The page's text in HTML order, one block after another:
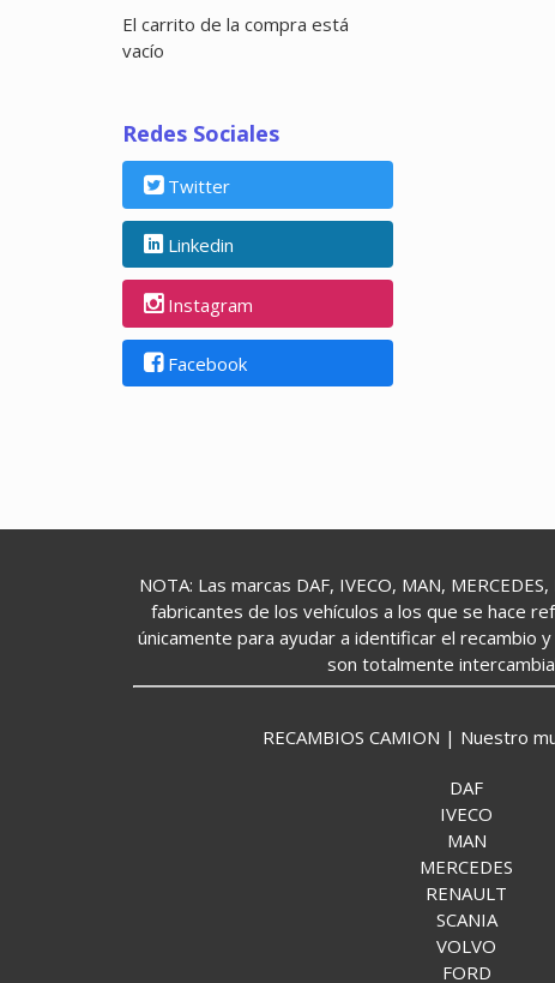
El carrito de la compra está
vacío
Redes Sociales
Twitter
Linkedin
Instagram
Facebook
NOTA: Las marcas DAF, IVECO, MAN,
fabricantes de los vehículos a los que se hace
únicamente para ayudar a identificar el recambio
son totalmente
RECAMBIOS CAMION | Nuestro
DAF
IVECO
MAN
MERCEDES
RENAULT
SCANIA
VOLVO
FORD